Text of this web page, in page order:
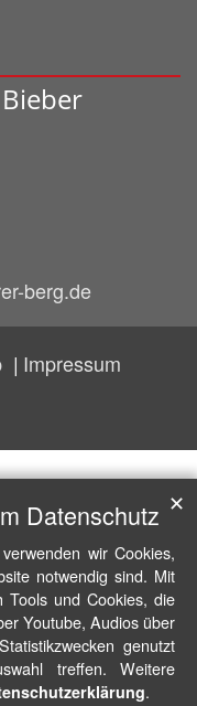
berg.de
Impressum
Datenschutz
wir Cookies,
notwendig sind. Mit
Tools und Cookies, die
Youtube, Audios über
genutzt
treffen. Weitere
.
✕